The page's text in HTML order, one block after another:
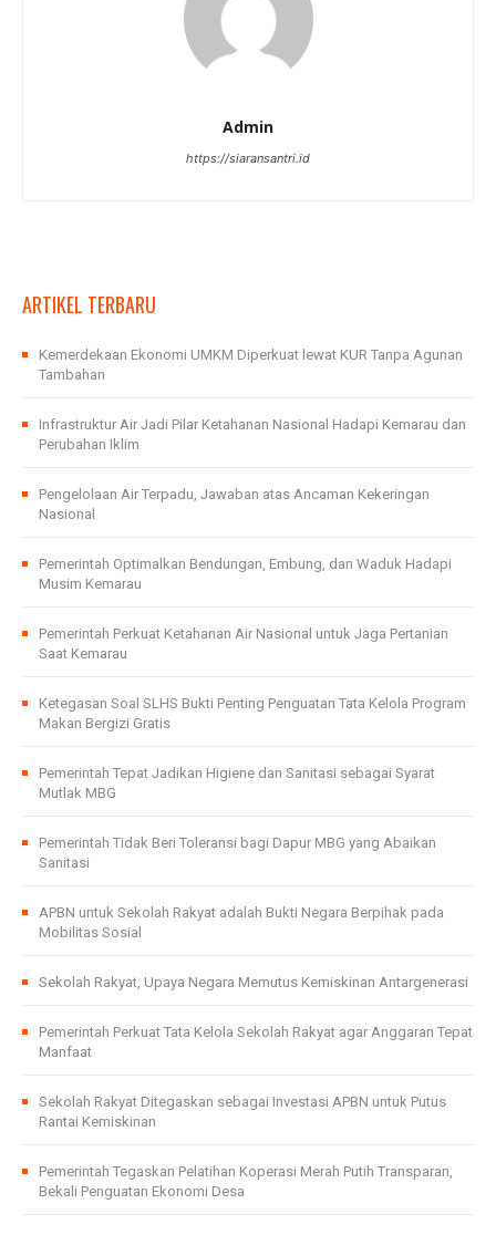
Admin
https://siaransantri.id
ARTIKEL TERBARU
Kemerdekaan Ekonomi UMKM Diperkuat lewat KUR Tanpa Agunan
Tambahan
Infrastruktur Air Jadi Pilar Ketahanan Nasional Hadapi Kemarau dan
Perubahan Iklim
Pengelolaan Air Terpadu, Jawaban atas Ancaman Kekeringan
Nasional
Pemerintah Optimalkan Bendungan, Embung, dan Waduk Hadapi
Musim Kemarau
Pemerintah Perkuat Ketahanan Air Nasional untuk Jaga Pertanian
Saat Kemarau
Ketegasan Soal SLHS Bukti Penting Penguatan Tata Kelola Program
Makan Bergizi Gratis
Pemerintah Tepat Jadikan Higiene dan Sanitasi sebagai Syarat
Mutlak MBG
Pemerintah Tidak Beri Toleransi bagi Dapur MBG yang Abaikan
Sanitasi
APBN untuk Sekolah Rakyat adalah Bukti Negara Berpihak pada
Mobilitas Sosial
Sekolah Rakyat, Upaya Negara Memutus Kemiskinan Antargenerasi
Pemerintah Perkuat Tata Kelola Sekolah Rakyat agar Anggaran Tepat
Manfaat
Sekolah Rakyat Ditegaskan sebagai Investasi APBN untuk Putus
Rantai Kemiskinan
Pemerintah Tegaskan Pelatihan Koperasi Merah Putih Transparan,
Bekali Penguatan Ekonomi Desa